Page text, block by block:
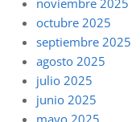
noviembre 2025
octubre 2025
septiembre 2025
agosto 2025
julio 2025
junio 2025